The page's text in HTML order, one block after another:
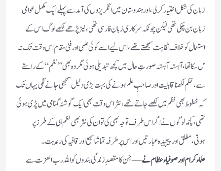
زبان کی شکل اختیار کر لی ،اور ہندوستان میں انگریزوں کی آمد سے پہلے ایک مکمل عوامی
زبان بن چکی تھی لیکن چونکہ سرکاری زبان فارسی تھی،نیز پڑھے لکھے لوگ اس کے
استعمال کو خلاف ثقاہت سمجھتے تھے، اس لیے اسے کوئی علمی اور فنی مقام اس وقت تک نہ
مل سکا تھا ،آہستہ آہستہ صورتِ حال میں کچھ تبدیلی ہوئی مگر وہ بھی ”نظم“کے راستے
سے، نظم لکھنا قابلیت اور صاحبِ علم ہونے کی بہت بڑی دلیل سمجھی جانے لگی یہاں تک
کہ خطوط بھی نظم میں لکھے جاتے تھے،نثر اس وقت بھی ایک گوشۂ گمنامی میں پڑی ہوئی
تھی ،کچھ لوگوں نے اگر اس طرف توجہ بھی کی تو ان کی نثر بھی نظم ہی کے طرز پر
ہوتی،مغلق اور پیچیدہ عبارتیں اور اس پر طرفہ تماشا سجع اور قافیہ کی رعایت ۔
علماء کرام اور صوفیاء عظام نے— جن کا مقصدِ زندگی بندوں کو اللہ رب العزت سے